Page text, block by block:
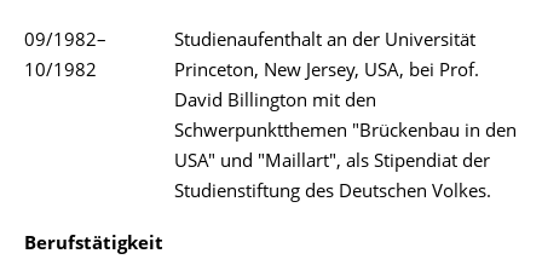
09/1982–
10/1982
Studienaufenthalt an der Universität
Princeton, New Jersey, USA, bei Prof.
David Billington mit den
Schwerpunktthemen "Brückenbau in den
USA" und "Maillart", als Stipendiat der
Studienstiftung des Deutschen Volkes.
Berufstätigkeit